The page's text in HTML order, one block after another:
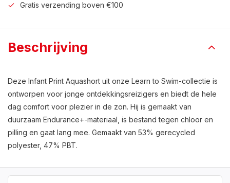
Gratis verzending boven €100
Beschrijving
Deze Infant Print Aquashort uit onze Learn to Swim-collectie is
ontworpen voor jonge ontdekkingsreizigers en biedt de hele
dag comfort voor plezier in de zon. Hij is gemaakt van
duurzaam Endurance+-materiaal, is bestand tegen chloor en
pilling en gaat lang mee. Gemaakt van 53% gerecycled
polyester, 47% PBT.